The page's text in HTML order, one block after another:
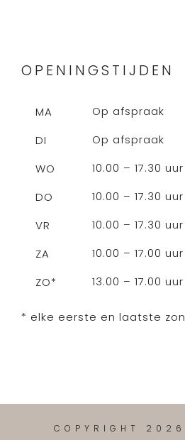
OPENINGSTIJDEN
MA
Op afspraak
DI
Op afspraak
WO
10.00 – 17.30 uur
DO
10.00 – 17.30 uur
VR
10.00 – 17.30 uur
ZA
10.00 – 17.00 uur
ZO*
13.00 – 17.00
* elke eerste en laatste
COPYRIGHT